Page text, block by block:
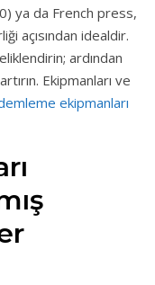
ya da French press,
açısından idealdir.
ardından
Ekipmanları ve
ekipmanları